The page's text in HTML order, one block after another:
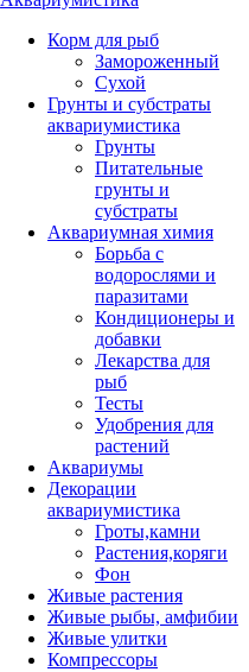
Корм для рыб
Замороженный
Сухой
Грунты и субстраты
аквариумистика
Грунты
Питательные
грунты и
субстраты
Аквариумная химия
Борьба с
водорослями и
паразитами
Кондиционеры и
добавки
Лекарства для
рыб
Тесты
Удобрения для
растений
Аквариумы
Декорации
аквариумистика
Гроты,камни
Растения,коряги
Фон
Живые растения
Живые рыбы, амфибии
Живые улитки
Компрессоры